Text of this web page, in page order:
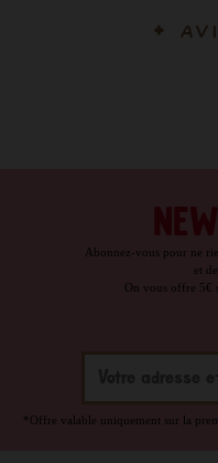
Abonnez-vous pour ne
et
On vous offre 5€
*Offre valable uniquement sur la